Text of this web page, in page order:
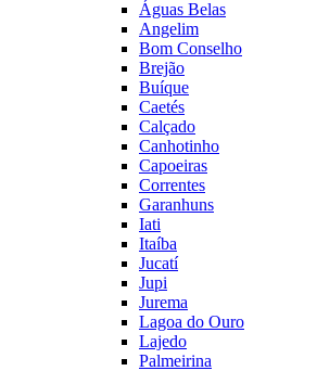
Águas Belas
Angelim
Bom Conselho
Brejão
Buíque
Caetés
Calçado
Canhotinho
Capoeiras
Correntes
Garanhuns
Iati
Itaíba
Jucatí
Jupi
Jurema
Lagoa do Ouro
Lajedo
Palmeirina